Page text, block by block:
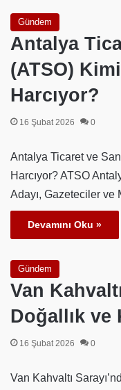
Gündem
Antalya
(ATSO)
Harcıyor?
16 Şubat 2026 0
Antalya Ticaret ve
Harcıyor? ATSO
Adayı, Gazeteciler ve
Devamını Oku »
Gündem
Van
Doğallık ve
16 Şubat 2026 0
Van Kahvaltı